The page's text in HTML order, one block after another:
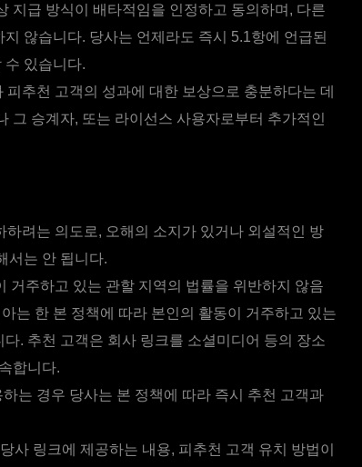
지급 방식이 배타적임을 인정하고 동의하며, 다른
않습니다. 당사는 언제라도 즉시 5.1항에 언급된
수 있습니다.
추천 고객의 성과에 대한 보상으로 충분하다는 데
그 승계자, 또는 라이선스 사용자로부터 추가적인
려는 의도로, 오해의 소지가 있거나 외설적인 방
서는 안 됩니다.
거주하고 있는 관할 지역의 법률을 위반하지 않음
는 한 본 정책에 따라 본인의 활동이 거주하고 있는
. 추천 고객은 회사 링크를 소셜미디어 등의 장소
합니다.
는 경우 당사는 본 정책에 따라 즉시 추천 고객과
사 링크에 제공하는 내용, 피추천 고객 유치 방법이